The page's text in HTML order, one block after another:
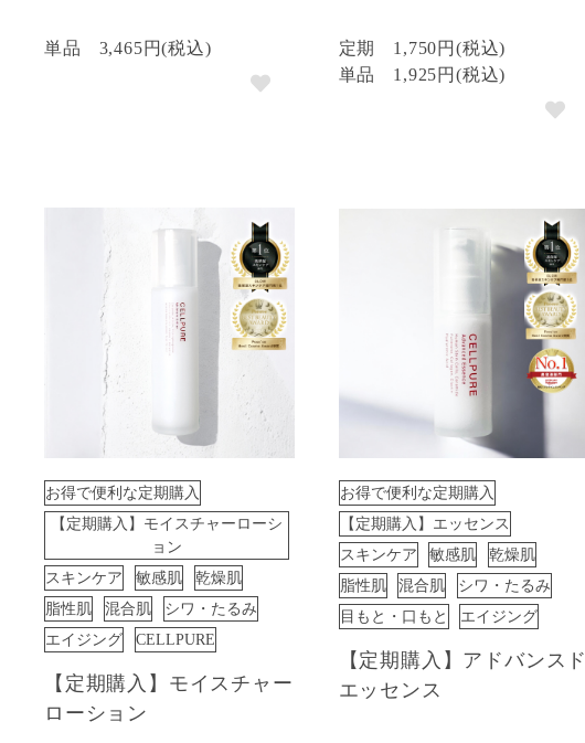
単品 3,465円(税込) 定期
1,750円(税込)
単品
1,925円(税込)
お得で便利な定期購入
【定期購入】モイスチャーローシ
ョン
スキンケア
敏感肌
乾燥肌
脂性肌
混合肌
シワ・たるみ
エイジング
CELLPURE
【定期購入】モイスチャー
ローション
お得で便利な定期購入
【定期購入】エッセンス
スキンケア
敏感肌
乾燥肌
脂性肌
混合肌
シワ・たるみ
目もと・口もと
エイジング
【定期購入】アドバンスド
エッセンス